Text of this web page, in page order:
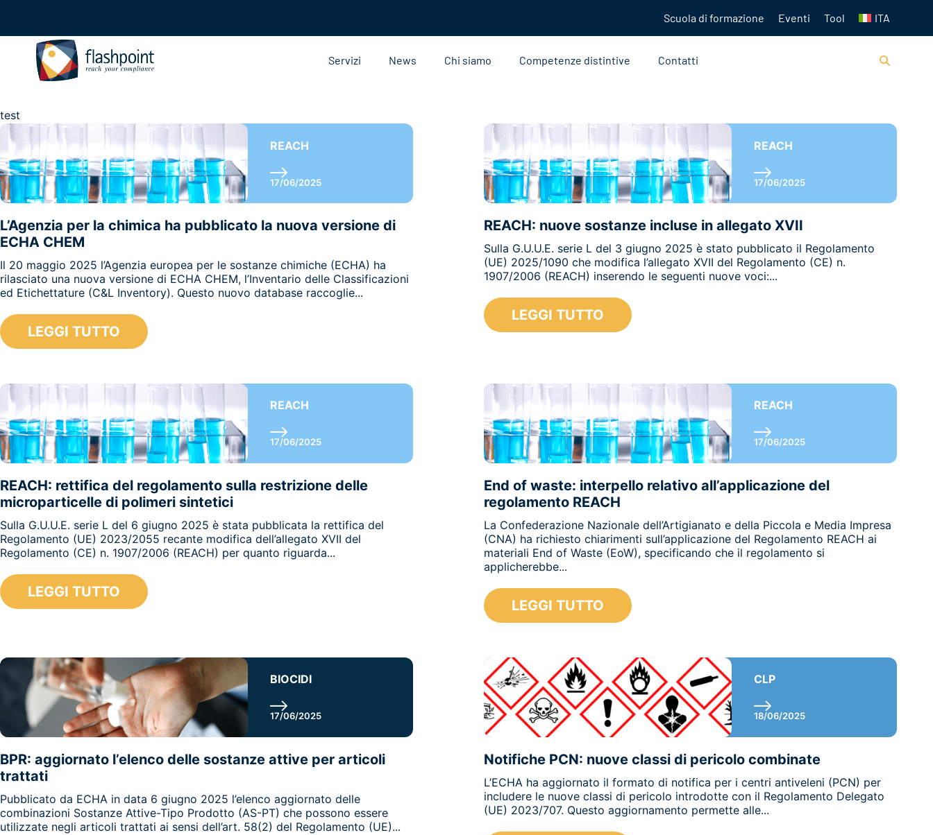
Scuola di formazione Eventi Tool ITA
Servizi News Chi siamo Competenze distintive Contatti
test
REACH
17/06/2025
L’Agenzia per la chimica ha pubblicato la nuova versione di
ECHA CHEM
Il 20 maggio 2025 l’Agenzia europea per le sostanze chimiche (ECHA) ha
rilasciato una nuova versione di ECHA CHEM, l’Inventario delle Classificazioni
ed Etichettature (C&L Inventory). Questo nuovo database raccoglie...
LEGGI TUTTO
REACH
17/06/2025
REACH: nuove sostanze incluse in allegato XVII
Sulla G.U.U.E. serie L del 3 giugno 2025 è stato pubblicato il Regolamento
(UE) 2025/1090 che modifica l’allegato XVII del Regolamento (CE) n.
1907/2006 (REACH) inserendo le seguenti nuove voci:...
LEGGI TUTTO
REACH
17/06/2025
REACH: rettifica del regolamento sulla restrizione delle
microparticelle di polimeri sintetici
Sulla G.U.U.E. serie L del 6 giugno 2025 è stata pubblicata la rettifica del
Regolamento (UE) 2023/2055 recante modifica dell’allegato XVII del
Regolamento (CE) n. 1907/2006 (REACH) per quanto riguarda...
LEGGI TUTTO
REACH
17/06/2025
End of waste: interpello relativo all’applicazione del
regolamento REACH
La Confederazione Nazionale dell’Artigianato e della Piccola e Media Impresa
(CNA) ha richiesto chiarimenti sull’applicazione del Regolamento REACH ai
materiali End of Waste (EoW), specificando che il regolamento si
applicherebbe...
LEGGI TUTTO
BIOCIDI
17/06/2025
BPR: aggiornato l’elenco delle sostanze attive per articoli
trattati
Pubblicato da ECHA in data 6 giugno 2025 l’elenco aggiornato delle
combinazioni Sostanze Attive-Tipo Prodotto (AS-PT) che possono essere
utilizzate negli articoli trattati ai sensi dell’art. 58(2) del Regolamento (UE)...
CLP
18/06/2025
Notifiche PCN: nuove classi di pericolo combinate
L’ECHA ha aggiornato il formato di notifica per i centri antiveleni (PCN) per
includere le nuove classi di pericolo introdotte con il Regolamento Delegato
(UE) 2023/707. Questo aggiornamento permette alle...